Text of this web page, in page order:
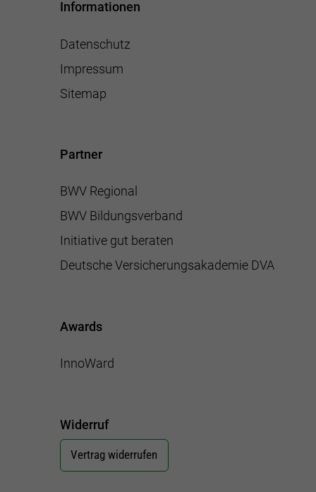
Informationen
Datenschutz
Impressum
Sitemap
Partner
BWV Regional
BWV Bildungsverband
Initiative gut beraten
Deutsche Versicherungsakademie DVA
Awards
InnoWard
Widerruf
Vertrag widerrufen